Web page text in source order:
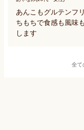
あんこもグルテンフ
ちもちで食感も風味
します
全て